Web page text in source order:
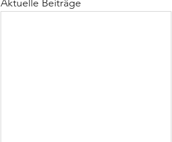
Aktuelle Beiträge